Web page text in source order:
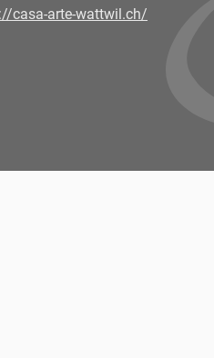
casa-arte-wattwil.ch/